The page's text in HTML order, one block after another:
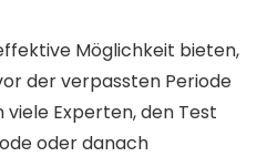
Möglichkeit bieten,
der verpassten Periode
Experten, den Test
oder danach